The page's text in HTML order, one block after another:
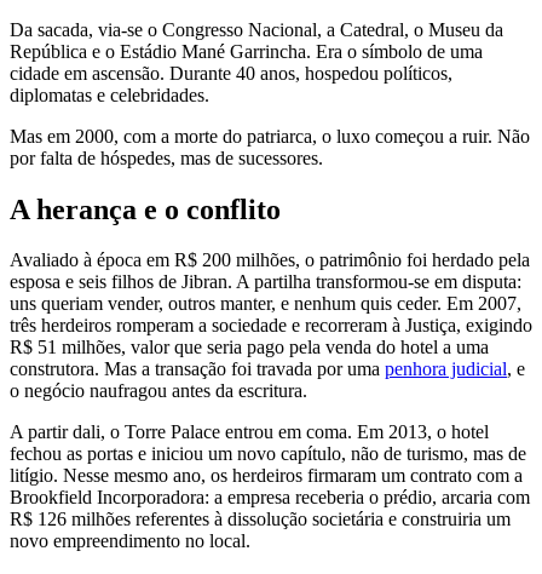
Da sacada, via-se o Congresso Nacional, a Catedral, o Museu da
República e o Estádio Mané Garrincha. Era o símbolo de uma
cidade em ascensão. Durante 40 anos, hospedou políticos,
diplomatas e celebridades.
Mas em 2000, com a morte do patriarca, o luxo começou a ruir. Não
por falta de hóspedes, mas de sucessores.
A herança e o conflito
Avaliado à época em R$ 200 milhões, o patrimônio foi herdado pela
esposa e seis filhos de Jibran. A partilha transformou-se em disputa:
uns queriam vender, outros manter, e nenhum quis ceder. Em 2007,
três herdeiros romperam a sociedade e recorreram à Justiça, exigindo
R$ 51 milhões, valor que seria pago pela venda do hotel a uma
construtora. Mas a transação foi travada por uma penhora judicial, e
o negócio naufragou antes da escritura.
A partir dali, o Torre Palace entrou em coma. Em 2013, o hotel
fechou as portas e iniciou um novo capítulo, não de turismo, mas de
litígio. Nesse mesmo ano, os herdeiros firmaram um contrato com a
Brookfield Incorporadora: a empresa receberia o prédio, arcaria com
R$ 126 milhões referentes à dissolução societária e construiria um
novo empreendimento no local.